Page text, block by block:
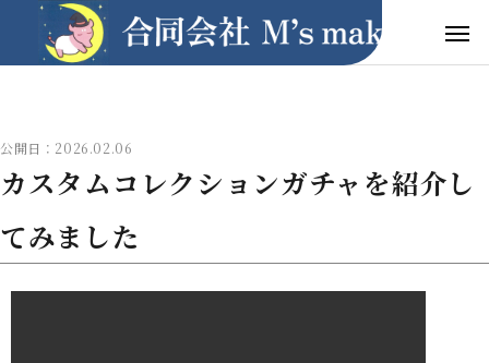
公開日：2026.02.06
カスタムコレクションガチャを紹介し
てみました